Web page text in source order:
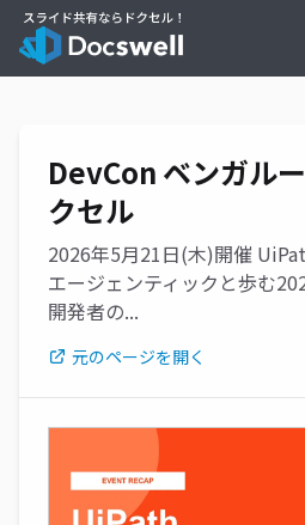
DevCon ベンガル
クセル
2026年5月21日(木)開催
エージェンティックと歩む
開発者の...
元のページを開く